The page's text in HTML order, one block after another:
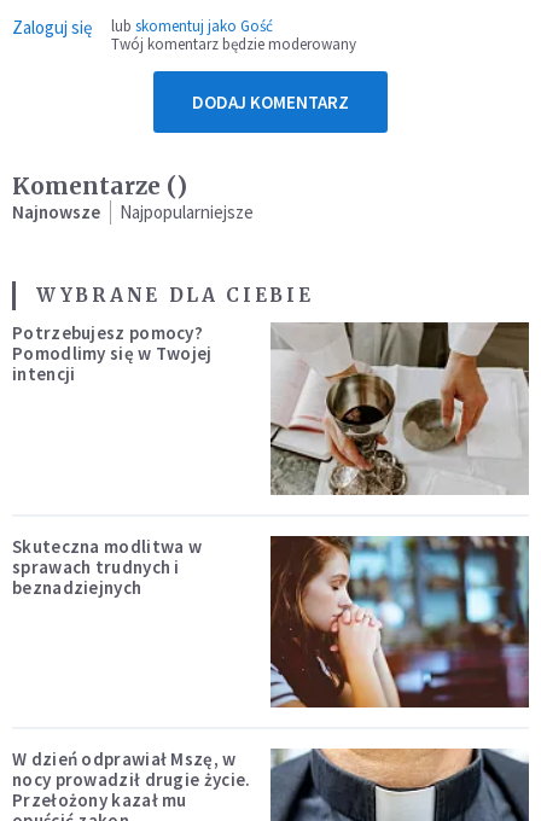
Zaloguj się lub skomentuj jako Gość
Twój komentarz będzie moderowany
DODAJ KOMENTARZ
Komentarze ()
Najnowsze Najpopularniejsze
WYBRANE DLA CIEBIE
Potrzebujesz pomocy?
Pomodlimy się w Twojej
intencji
Skuteczna modlitwa w
sprawach trudnych i
beznadziejnych
W dzień odprawiał Mszę, w
nocy prowadził drugie życie.
Przełożony kazał mu